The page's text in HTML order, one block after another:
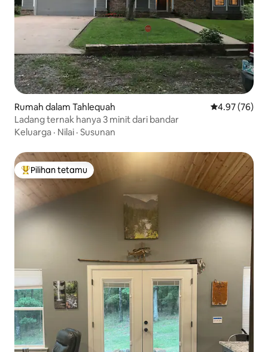
Rumah dalam Tahlequah Penarafan
4.97 (76)
Ladang ternak hanya 3 minit dari bandar
Keluarga · Nilai · Susunan
Pilihan utama tetamu
Pilihan tetamu